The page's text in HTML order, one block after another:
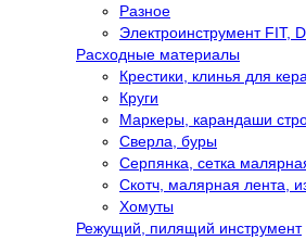
Разное
Электроинструмент FIT,
Расходные материалы
Крестики, клинья для
Круги
Маркеры, карандаши
Сверла, буры
Серпянка, сетка
Скотч, малярная лента,
Хомуты
Режущий, пилящий инструмент